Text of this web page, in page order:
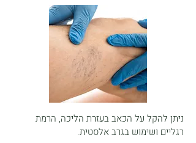
ניתן להקל על הכאב בעזרת הליכה, הרמת
רגליים ושימוש בגרב אלסטית.